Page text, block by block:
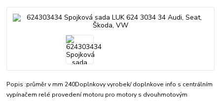
Popis :průměr v mm 240Doplnkovy vyrobek/ doplnkove info s centrálním
vypínačem relé provedení motoru pro motory s dvouhmotovým